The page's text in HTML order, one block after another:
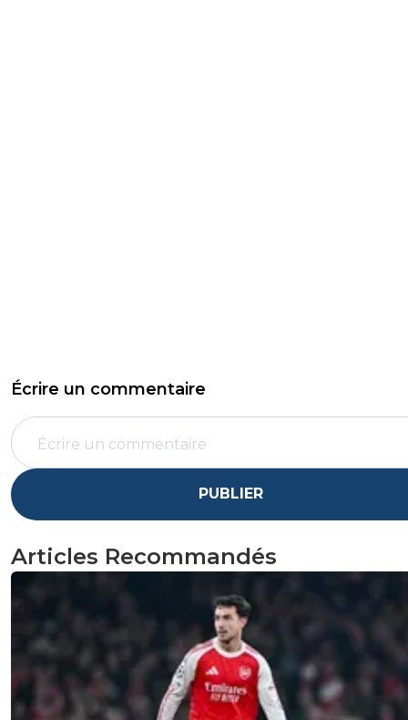
Écrire un commentaire
PUBLIER
Articles Recommandés